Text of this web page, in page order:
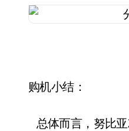
购机小结：
总体而言，努比